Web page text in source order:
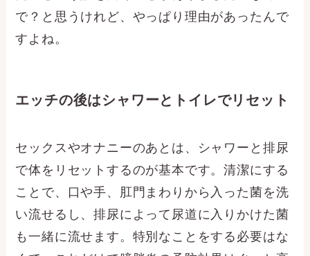
で？と思うけれど、やっぱり理由があったんで
すよね。
エッチの後はシャワーとトイレでリセット
セックスやオナニーのあとは、シャワーと排尿
で体をリセットするのが基本です。清潔にする
ことで、口や手、肛門まわりから入った菌を洗
い流せるし、排尿によって尿道に入りかけた菌
も一緒に流せます。特別なことをする必要はな